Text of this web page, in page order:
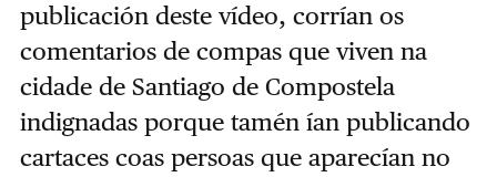
publicación deste vídeo, corrían os
comentarios de compas que viven na
cidade de Santiago de Compostela
indignadas porque tamén ían publicando
cartaces coas persoas que aparecían no